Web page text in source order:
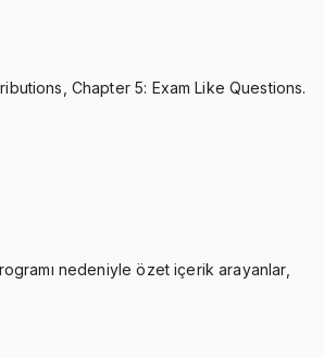
Chapter 5: Exam Like Questions.
nedeniyle özet içerik arayanlar,